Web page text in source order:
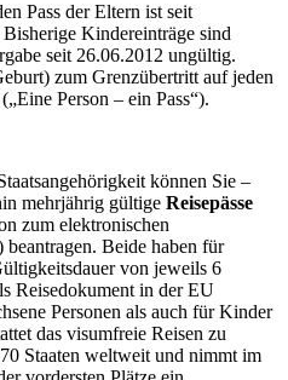
Pass der Eltern ist seit
Kindereinträge sind
seit 26.06.2012 ungültig.
zum Grenzübertritt auf jeden
Person – ein Pass“).
können Sie –
mehrjährig gültige Reisepässe
zum elektronischen
beantragen. Beide haben für
von jeweils 6
Reisedokument in der EU
Personen als auch für Kinder
das visumfreie Reisen zu
Staaten weltweit und nimmt im